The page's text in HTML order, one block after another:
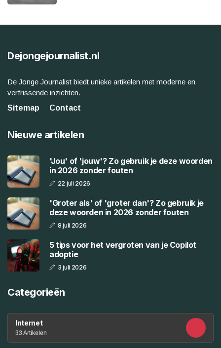
Dejongejournalist.nl
De Jonge Journalist biedt unieke artikelen met moderne en
verfrissende inzichten.
Sitemap
Contact
Nieuwe artikelen
'Jou' of 'jouw'? Zo gebruik je deze woorden
in 2026 zonder fouten
22 juli 2026
'Groter als' of 'groter dan'? Zo gebruik je
deze woorden in 2026 zonder fouten
8 juli 2026
5 tips voor het vergroten van je Copilot
adoptie
3 juli 2026
Categorieën
Internet
33 Artikelen